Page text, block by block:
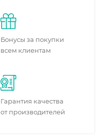
Бонусы за покупки
всем клиентам
Гарантия качества
от производителей